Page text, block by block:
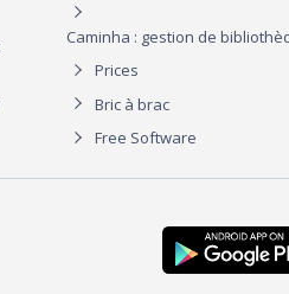
Caminha : gestion de
Prices
Bric à brac
Free Software